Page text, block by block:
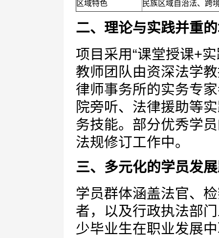
区域特色
民族区域自治法、跨
二、理论与实践并重
项目采用“课堂授课+
教师团队由资深法学
律师事务所的实务专
院旁听、法律援助等
务技能。部分优秀学
法规修订工作中。
三、多元化的学员发
学员群体涵盖法官、
者，以及行政执法部
少毕业生在职业发展